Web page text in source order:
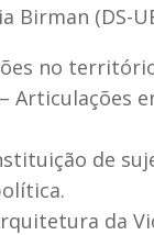
Birman (DS-
no
–
de
da